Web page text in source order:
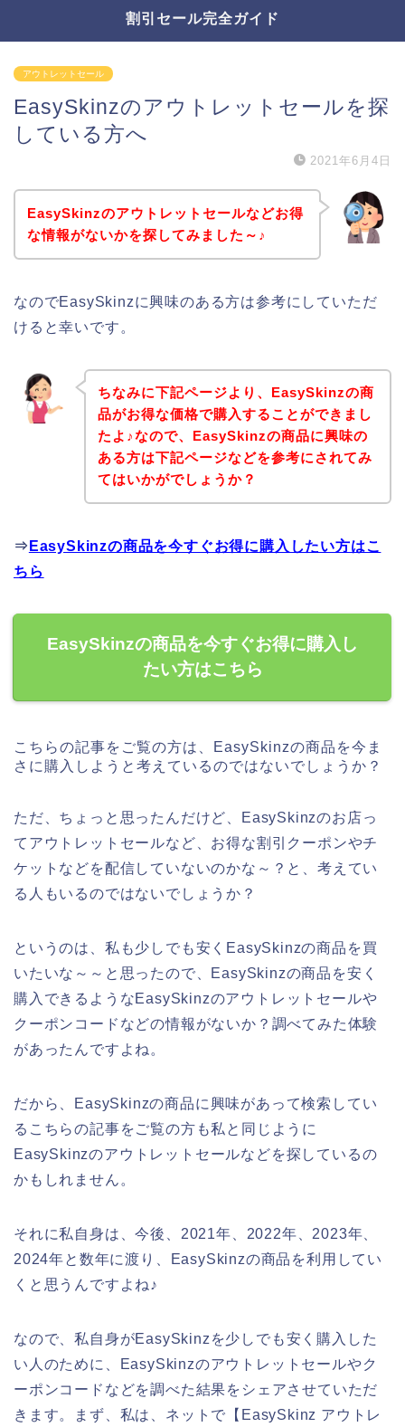
割引セール完全ガイド
アウトレットセール
EasySkinzのアウトレットセールを探
している方へ
2021年6月4日
EasySkinzのアウトレットセールなどお得
な情報がないかを探してみました～♪
なのでEasySkinzに興味のある方は参考にしていただ
けると幸いです。
ちなみに下記ページより、EasySkinzの商
品がお得な価格で購入することができまし
たよ♪なので、EasySkinzの商品に興味の
ある方は下記ページなどを参考にされてみ
てはいかがでしょうか？
⇒ EasySkinzの商品を今すぐお得に購入したい方はこ
ちら
EasySkinzの商品を今すぐお得に購入し
たい方はこちら
こちらの記事をご覧の方は、EasySkinzの商品を今ま
さに購入しようと考えているのではないでしょうか？
ただ、ちょっと思ったんだけど、EasySkinzのお店っ
てアウトレットセールなど、お得な割引クーポンやチ
ケットなどを配信していないのかな～？と、考えてい
る人もいるのではないでしょうか？
というのは、私も少しでも安くEasySkinzの商品を買
いたいな～～と思ったので、EasySkinzの商品を安く
購入できるようなEasySkinzのアウトレットセールや
クーポンコードなどの情報がないか？調べてみた体験
があったんですよね。
だから、EasySkinzの商品に興味があって検索してい
るこちらの記事をご覧の方も私と同じように
EasySkinzのアウトレットセールなどを探しているの
かもしれません。
それに私自身は、今後、2021年、2022年、2023年、
2024年と数年に渡り、EasySkinzの商品を利用してい
くと思うんですよね♪
なので、私自身がEasySkinzを少しでも安く購入した
い人のために、EasySkinzのアウトレットセールやク
ーポンコードなどを調べた結果をシェアさせていただ
きます。まず、私は、ネットで【EasySkinz アウトレ